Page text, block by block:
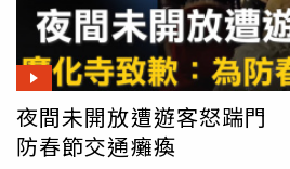
夜間未開放遭遊客怒踹門
防春節交通癱瘓